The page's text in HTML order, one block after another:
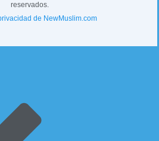
reservados.
de NewMuslim.com